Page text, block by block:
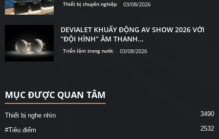
Thiết bị chuyên nghiệp 03/08/2026
DEVIALET KHUẤY ĐỘNG AV SHOW 2026 VỚI
“ĐỘI HÌNH” ÂM THANH...
Triển lãm trong nước 03/08/2026
MỤC ĐƯỢC QUAN TÂM
Thiết bị nghe nhìn 3490
#Tiêu điểm 2532